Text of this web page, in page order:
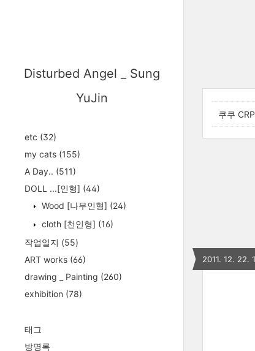
Disturbed Angel _ Sung
YuJin
etc (32)
my cats (155)
A Day.. (511)
DOLL ...[인형] (44)
Wood [나무인형] (24)
cloth [천인형] (16)
작업일지 (55)
ART works (66)
drawing _ Painting (260)
exhibition (78)
태그
방명록
쿠쿠
2011. 12. 22.